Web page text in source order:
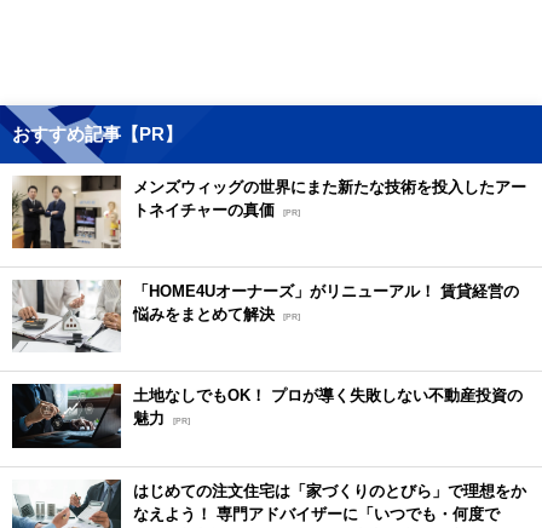
おすすめ記事【PR】
メンズウィッグの世界にまた新たな技術を投入したアー
トネイチャーの真価 [PR]
「HOME4Uオーナーズ」がリニューアル！ 賃貸経営の
悩みをまとめて解決 [PR]
土地なしでもOK！ プロが導く失敗しない不動産投資の
魅力
[PR]
はじめての注文住宅は「家づくりのとびら」で理想をか
なえよう！ 専門アドバイザーに「いつでも・何度で